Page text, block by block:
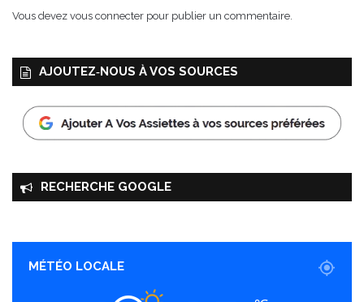
Vous devez vous connecter pour publier un commentaire.
AJOUTEZ‑NOUS À VOS SOURCES
RECHERCHE GOOGLE
MÉTÉO LOCALE